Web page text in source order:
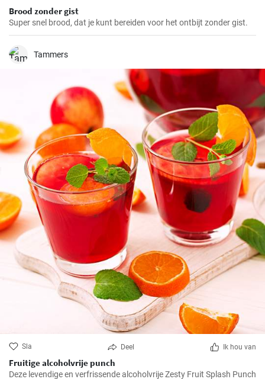
Brood zonder gist
Super snel brood, dat je kunt bereiden voor het ontbijt zonder gist.
Tammers
Sla Deel Ik hou van
Fruitige alcoholvrije punch
Deze levendige en verfrissende alcoholvrije Zesty Fruit Splash Punch